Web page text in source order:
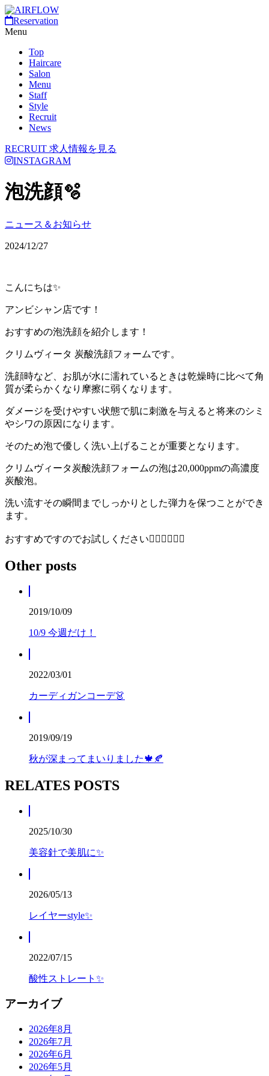
Reservation
Menu
Top
Haircare
Salon
Menu
Staff
Style
Recruit
News
RECRUIT 求人情報を見る
INSTAGRAM
泡洗顔🫧‪
ニュース＆お知らせ
2024/12/27
こんにちは✨
アンビシャン店です！
おすすめの泡洗顔を紹介します！
クリムヴィータ 炭酸洗顔フォームです。
洗顔時など、お肌が水に濡れているときは乾燥時に比べて角
質が柔らかくなり摩擦に弱くなります。
ダメージを受けやすい状態で肌に刺激を与えると将来のシミ
やシワの原因になります。
そのため泡で優しく洗い上げることが重要となります。
クリムヴィータ炭酸洗顔フォームの泡は20,000ppmの高濃度
炭酸泡。
洗い流すその瞬間までしっかりとした弾力を保つことができ
ます。
おすすめですのでお試しください🙇🏻‍♀️🙇🏻‍♀️
Other posts
2019/10/09
10/9 今週だけ！
2022/03/01
カーディガンコーデ👗
2019/09/19
秋が深まってまいりました🍁🍂
RELATES POSTS
2025/10/30
美容針で美肌に✨
2026/05/13
レイヤーstyle✨
2022/07/15
酸性ストレート✨
アーカイブ
2026年8月
2026年7月
2026年6月
2026年5月